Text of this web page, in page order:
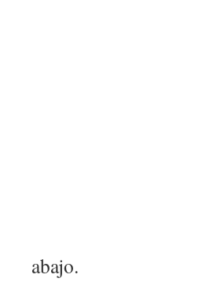
abajo.